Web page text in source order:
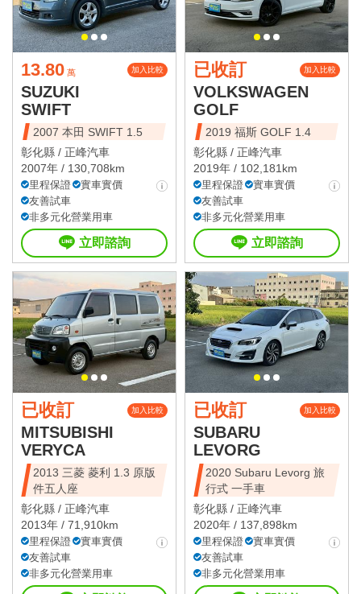
13.80 萬 加入比較
SUZUKI
SWIFT
2007 本田 SWIFT 1.5
彰化縣 / 正峰汽車
2007年 / 130,708km
里程保證
實車實價
友善試車
非多元化營業用車
立即諮詢
已收訂 加入比較
VOLKSWAGEN
GOLF
2019 福斯 GOLF 1.4
彰化縣 / 正峰汽車
2019年 / 102,181km
里程保證
實車實價
友善試車
非多元化營業用車
立即諮詢
已收訂 加入比較
MITSUBISHI
VERYCA
2013 三菱 菱利 1.3 原版
件五人座
彰化縣 / 正峰汽車
2013年 / 71,910km
里程保證
實車實價
友善試車
非多元化營業用車
已收訂 加入比較
SUBARU
LEVORG
2020 Subaru Levorg 旅
行式 一手車
彰化縣 / 正峰汽車
2020年 / 137,898km
里程保證
實車實價
友善試車
非多元化營業用車